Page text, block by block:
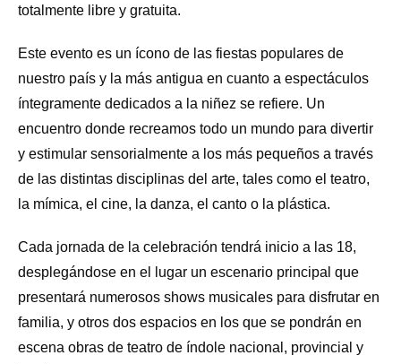
totalmente libre y gratuita.
Este evento es un ícono de las fiestas populares de
nuestro país y la más antigua en cuanto a espectáculos
íntegramente dedicados a la niñez se refiere. Un
encuentro donde recreamos todo un mundo para divertir
y estimular sensorialmente a los más pequeños a través
de las distintas disciplinas del arte, tales como el teatro,
la mímica, el cine, la danza, el canto o la plástica.
Cada jornada de la celebración tendrá inicio a las 18,
desplegándose en el lugar un escenario principal que
presentará numerosos shows musicales para disfrutar en
familia, y otros dos espacios en los que se pondrán en
escena obras de teatro de índole nacional, provincial y